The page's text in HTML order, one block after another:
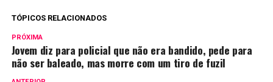
TÓPICOS RELACIONADOS
PRÓXIMA
Jovem diz para policial que não era bandido, pede para
não ser baleado, mas morre com um tiro de fuzil